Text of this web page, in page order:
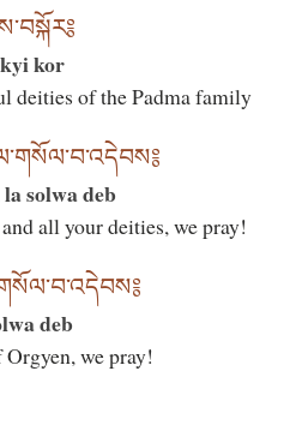
kor
deities of the Padma family
solwa deb
all your deities, we pray!
deb
we pray!